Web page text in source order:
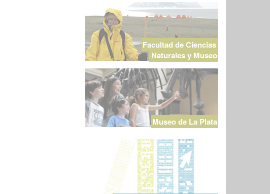
Facultad de Ciencias
Naturales y Museo
Museo de La Plata